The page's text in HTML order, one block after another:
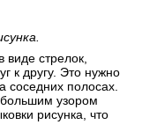
виде стрелок,
к другу. Это нужно
соседних полосах.
большим узором
рисунка, что